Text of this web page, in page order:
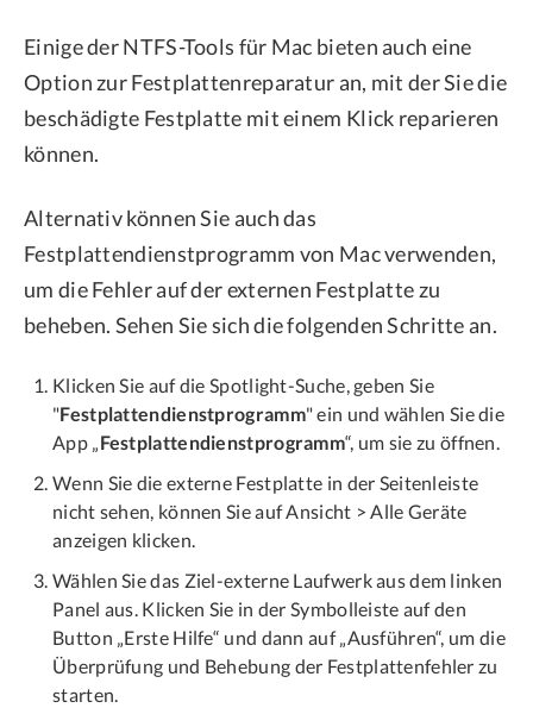
Einige der NTFS-Tools für Mac bieten auch eine
Option zur Festplattenreparatur an, mit der Sie die
beschädigte Festplatte mit einem Klick reparieren
können.
Alternativ können Sie auch das
Festplattendienstprogramm von Mac verwenden,
um die Fehler auf der externen Festplatte zu
beheben. Sehen Sie sich die folgenden Schritte an.
Klicken Sie auf die Spotlight-Suche, geben Sie
"Festplattendienstprogramm" ein und wählen Sie die
App „Festplattendienstprogramm“, um sie zu öffnen.
Wenn Sie die externe Festplatte in der Seitenleiste
nicht sehen, können Sie auf Ansicht > Alle Geräte
anzeigen klicken.
Wählen Sie das Ziel-externe Laufwerk aus dem linken
Panel aus. Klicken Sie in der Symbolleiste auf den
Button „Erste Hilfe“ und dann auf „Ausführen“, um die
Überprüfung und Behebung der Festplattenfehler zu
starten.